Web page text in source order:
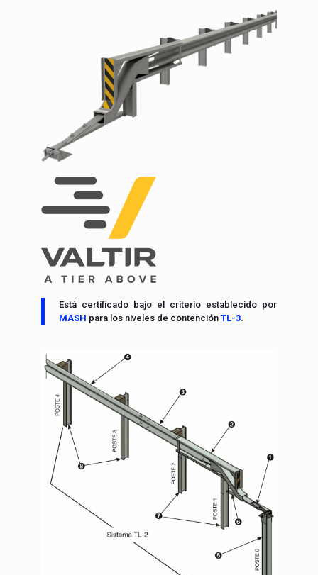
Está certificado bajo el criterio establecido por
MASH para los niveles de contención TL-3.